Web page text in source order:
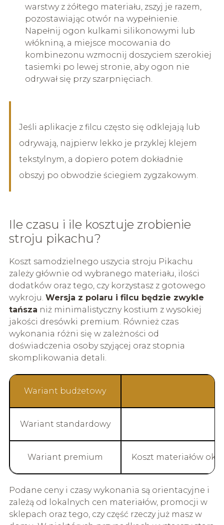
warstwy z żółtego materiału, zszyj je razem,
pozostawiając otwór na wypełnienie.
Napełnij ogon kulkami silikonowymi lub
włókniną, a miejsce mocowania do
kombinezonu wzmocnij doszyciem szerokiej
tasiemki po lewej stronie, aby ogon nie
odrywał się przy szarpnięciach.
Jeśli aplikacje z filcu często się odklejają lub
odrywają, najpierw lekko je przyklej klejem
tekstylnym, a dopiero potem dokładnie
obszyj po obwodzie ściegiem zygzakowym.
Ile czasu i ile kosztuje zrobienie
stroju pikachu?
Koszt samodzielnego uszycia stroju Pikachu
zależy głównie od wybranego materiału, ilości
dodatków oraz tego, czy korzystasz z gotowego
wykroju. Wersja z polaru i filcu będzie zwykle
tańsza niż minimalistyczny kostium z wysokiej
jakości dresówki premium. Również czas
wykonania różni się w zależności od
doświadczenia osoby szyjącej oraz stopnia
skomplikowania detali.
Wariant budżetowy
Wariant standardowy
Wariant premium Koszt materiałów
Podane ceny i czasy wykonania są orientacyjne i
zależą od lokalnych cen materiałów, promocji w
sklepach oraz tego, czy część rzeczy już masz w